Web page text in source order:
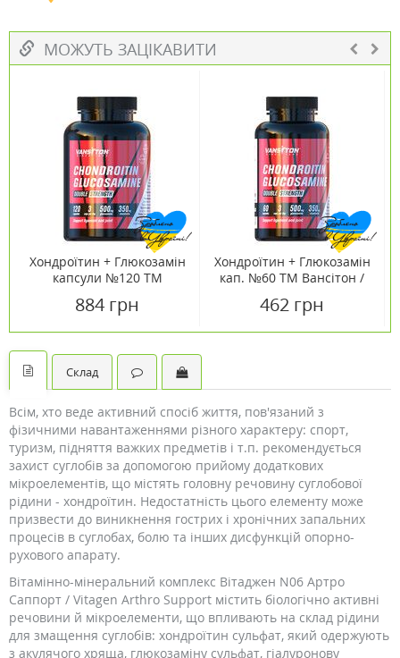
МОЖУТЬ ЗАЦІКАВИТИ
Хондроїтин + Глюкозамін
капсули №120 ТМ
884 грн
Хондроїтин + Глюкозамін
кап. №60 ТМ Вансітон /
462 грн
Склад
Всім, хто веде активний спосіб життя, пов'язаний з
фізичними навантаженнями різного характеру: спорт,
туризм, підняття важких предметів і т.п. рекомендується
захист суглобів за допомогою прийому додаткових
мікроелементів, що містять головну речовину суглобової
рідини - хондроїтин. Недостатність цього елементу може
призвести до виникнення гострих і хронічних запальних
процесів в суглобах, болю та інших дисфункцій опорно-
рухового апарату.
Вітамінно-мінеральний комплекс Вітаджен N06 Артро
Саппорт / Vitagen Arthro Support містить біологічно активні
речовини й мікроелементи, що впливають на склад рідини
для змащення суглобів: хондроїтин сульфат, який одержують
з акулячого хряща, глюкозаміну сульфат, гіалуронову